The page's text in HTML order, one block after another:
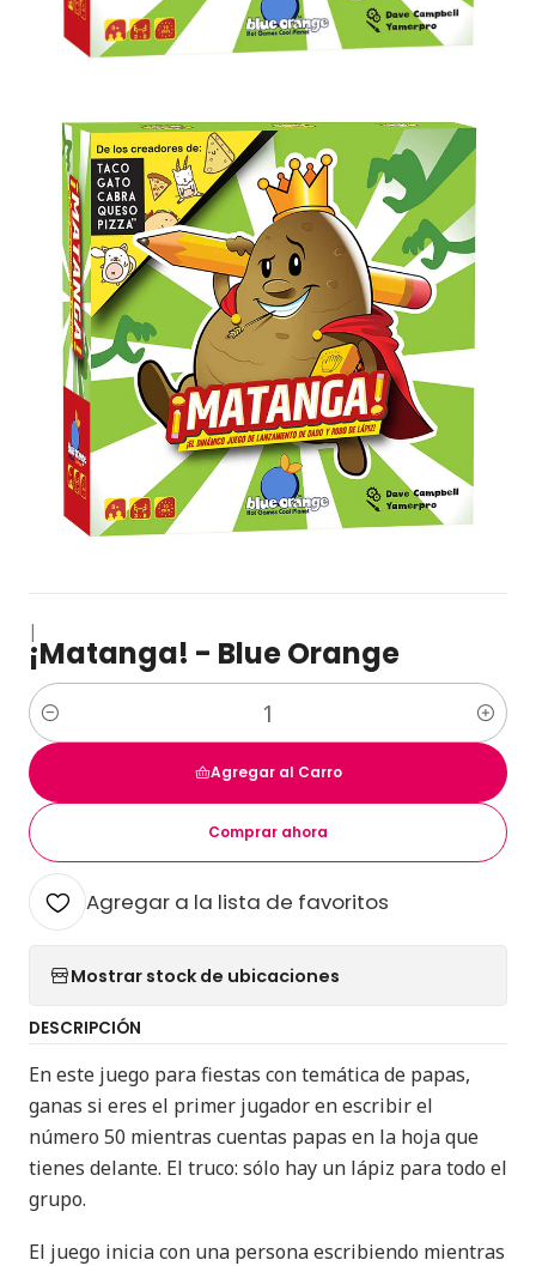
|
¡Matanga! - Blue Orange
Cantidad
Agregar al Carro
Comprar ahora
Agregar a la lista de favoritos
Mostrar stock de ubicaciones
DESCRIPCIÓN
En este juego para fiestas con temática de papas,
ganas si eres el primer jugador en escribir el
número 50 mientras cuentas papas en la hoja que
tienes delante. El truco: sólo hay un lápiz para todo el
grupo.
El juego inicia con una persona escribiendo mientras